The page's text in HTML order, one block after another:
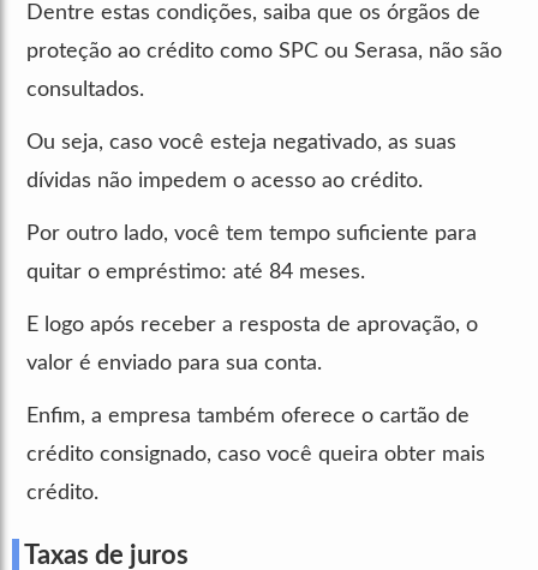
Dentre estas condições, saiba que os órgãos de
proteção ao crédito como SPC ou Serasa, não são
consultados.
Ou seja, caso você esteja negativado, as suas
dívidas não impedem o acesso ao crédito.
Por outro lado, você tem tempo suficiente para
quitar o empréstimo: até 84 meses.
E logo após receber a resposta de aprovação, o
valor é enviado para sua conta.
Enfim, a empresa também oferece o cartão de
crédito consignado, caso você queira obter mais
crédito.
Taxas de juros